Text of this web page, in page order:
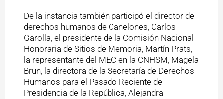
De la instancia también participó el director de
derechos humanos de Canelones, Carlos
Garolla, el presidente de la Comisión Nacional
Honoraria de Sitios de Memoria, Martín Prats,
la representante del MEC en la CNHSM, Magela
Brun, la directora de la Secretaría de Derechos
Humanos para el Pasado Reciente de
Presidencia de la República, Alejandra